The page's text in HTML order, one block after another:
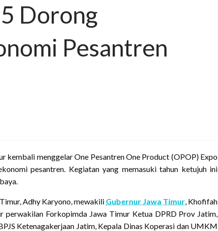
Dorong
Pesantren
kembali menggelar One Pesantren One Product (OPOP) Expo
pesantren. Kegiatan yang memasuki tahun ketujuh ini
Adhy Karyono, mewakili Gubernur Jawa Timur, Khofifah
perwakilan Forkopimda Jawa Timur Ketua DPRD Prov Jatim,
Ketenagakerjaan Jatim, Kepala Dinas Koperasi dan UMKM